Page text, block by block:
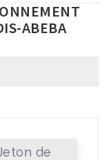
ABEBA
de